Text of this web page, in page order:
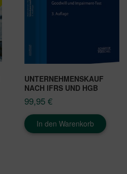
UNTERNEHMENSKAUF
NACH IFRS UND HGB
99,95 €
In den Warenkorb